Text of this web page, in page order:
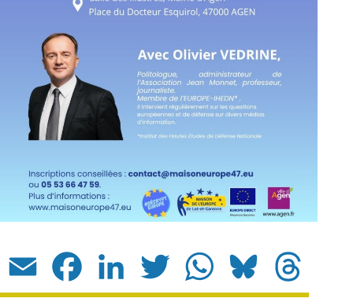
Email Facebook LinkedIn Twitter WhatsApp Bluesky